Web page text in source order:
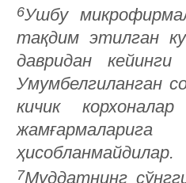
6Ушбу
тақдим этилган
давридан
Умумбелгиланган
кичик
ҳисобланмайдилар.
7Муддатнинг